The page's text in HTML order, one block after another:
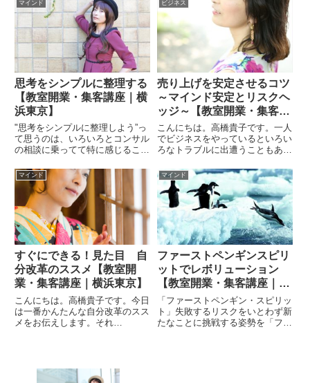
にはならない。だから、社員とお
客がいなくなるのは、常に新しい
成長が近くまで来ていることの
サ...
いうのがメインのお仕事です。こ
こで大事なのは、「私が代わりに
やってあげる」のではなく、あ
く...
マインド
思考をシンプルに整理する
【教室開業・集客講座｜横
浜東京】
"思考をシンプルに整理しよう”っ
て思うのは、いろいろとコンサル
の相談に乗ってて特に感じること
ほうがいいです。こんにちは。高
橋貴子です。今日は「思考のシン
プル化」というテーマでお話した
いとおもいます。事案が複雑に...
ビジネス
売り上げを安定させるコツ
～マインド安定とリスクヘ
ッジ～【教室開業・集客講
座｜横浜東京】
こんにちは。高橋貴子です。一人
でビジネスをやっているといろい
ろなトラブルに出遭うこともあり
ひとつのヒントにしていただきた
いな～と思うお話をしたいと思い
ます。今日のテーマは、「売り上
げを安定させるコツ～マインド
安...
マインド
すぐにできる！見た目 自
分改革のススメ【教室開
業・集客講座｜横浜東京】
こんにちは。高橋貴子です。今日
は一番かんたんな自分改革のスス
メをお伝えします。それ
ちゃ地味な子だったんですよ。ｗ
「えええーーー！信じられな
マインド
ファーストペンギンスピリ
ットでレボリューション
【教室開業・集客講座｜横
浜東京】
「ファーストペンギン・スピリッ
ト」失敗するリスクをいとわず新
たなことに挑戦する姿勢を「ファ